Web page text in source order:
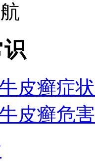
皮癣症状
皮癣危害